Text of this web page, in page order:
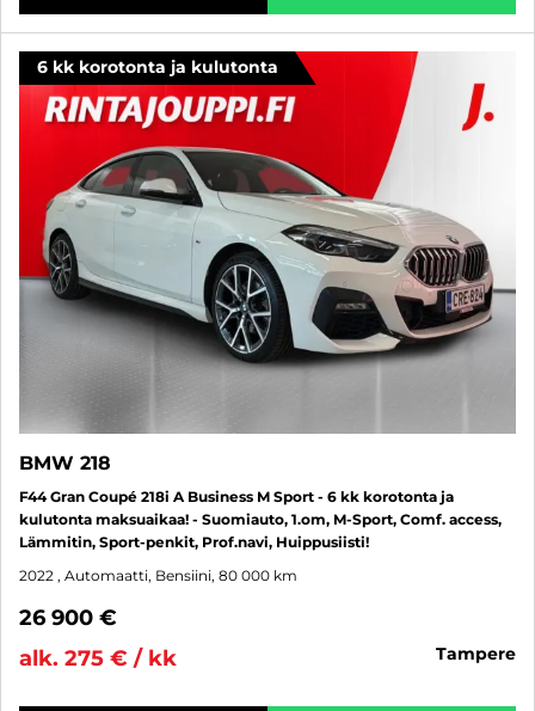
6 kk korotonta ja kulutonta
BMW 218
F44 Gran Coupé 218i A Business M Sport - 6 kk korotonta ja
kulutonta maksuaikaa! - Suomiauto, 1.om, M-Sport, Comf. access,
Lämmitin, Sport-penkit, Prof.navi, Huippusiisti!
2022 , Automaatti, Bensiini, 80 000 km
26 900 €
alk. 275 € / kk
tampere